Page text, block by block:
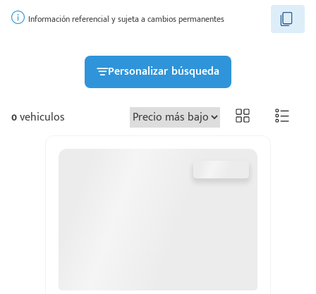
Ingresar
Información referencial y sujeta a cambios permanentes
Personalizar búsqueda
0vehiculos